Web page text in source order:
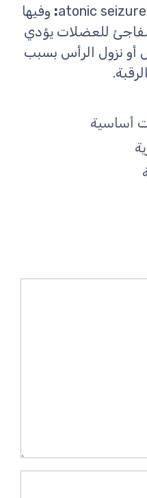
atonic
: وفيها
للعضلات يؤدي
أو نزول الرأس بسبب
أساسية